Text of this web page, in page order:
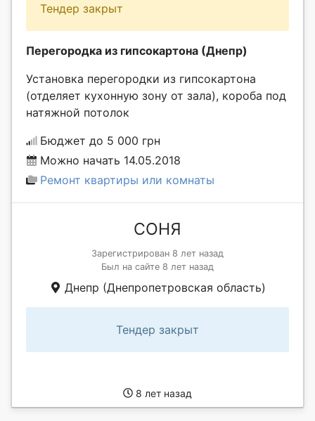
Тендер закрыт
Перегородка из гипсокартона (Днепр)
Установка перегородки из гипсокартона
(отделяет кухонную зону от зала), короба под
натяжной потолок
Бюджет до 5 000 грн
Можно начать 14.05.2018
Ремонт квартиры или комнаты
СОНЯ
Зарегистрирован 8 лет назад
Был на сайте 8 лет назад
Днепр (Днепропетровская область)
Тендер закрыт
8 лет назад